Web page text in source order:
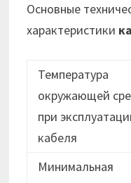
Основные
характеристики
Температура
окружающей
при
кабеля
Минимальная